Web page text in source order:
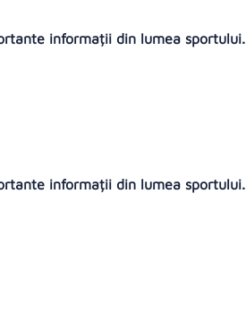
informații din lumea sportului.
informații din lumea sportului.